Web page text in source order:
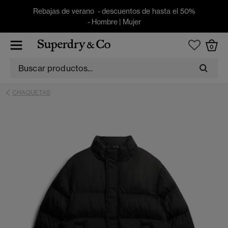
Rebajas de verano - descuentos de hasta el 50%
- Hombre| Mujer
0
CHAQUETAS